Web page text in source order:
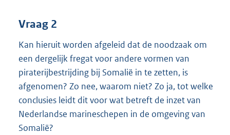
Vraag 2
Kan hieruit worden afgeleid dat de noodzaak om
een dergelijk fregat voor andere vormen van
piraterijbestrijding bij Somalië in te zetten, is
afgenomen? Zo nee, waarom niet? Zo ja, tot welke
conclusies leidt dit voor wat betreft de inzet van
Nederlandse marineschepen in de omgeving van
Somalië?